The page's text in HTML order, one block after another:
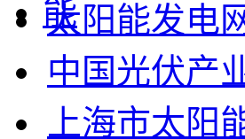
太阳能发电
中国光伏产
上海市太阳